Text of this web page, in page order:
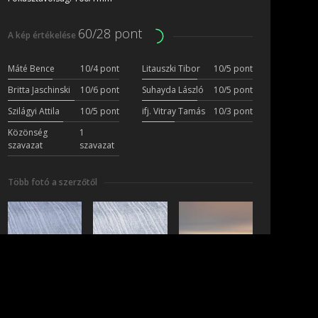
A kép értékelése 60/28 pont
Máté Bence 10/4 pont Litauszki Tibor
10/5 pont
Britta Jaschinski
10/6 pont Suhayda László
10/5 pont
Szilágyi Attila
10/5 pont ifj. Vitray Tamás
10/3 pont
Közönség
szavazat
1
szavazat
Több fotó a szerzőtől